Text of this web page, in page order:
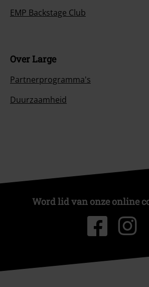
EMP Backstage Club
Over Large
Partnerprogramma's
Duurzaamheid
Word lid van onze online